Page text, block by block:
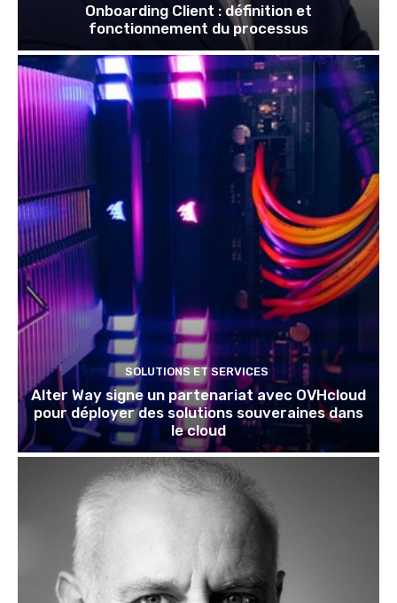
Onboarding Client : définition et
fonctionnement du processus
SOLUTIONS ET SERVICES
Alter Way signe un partenariat avec OVHcloud
pour déployer des solutions souveraines dans
le cloud